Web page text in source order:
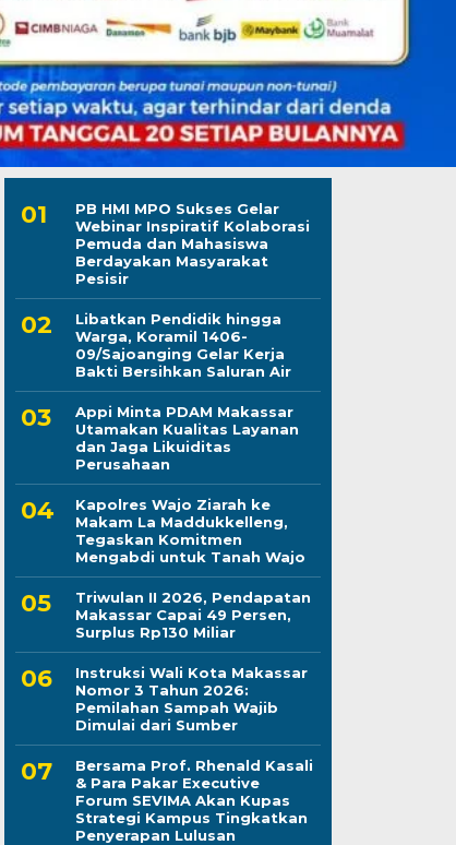
PB HMI MPO Sukses Gelar
Webinar Inspiratif Kolaborasi
Pemuda dan Mahasiswa
Berdayakan Masyarakat
Pesisir
Libatkan Pendidik hingga
Warga, Koramil 1406-
09/Sajoanging Gelar Kerja
Bakti Bersihkan Saluran Air
Appi Minta PDAM Makassar
Utamakan Kualitas Layanan
dan Jaga Likuiditas
Perusahaan
Kapolres Wajo Ziarah ke
Makam La Maddukkelleng,
Tegaskan Komitmen
Mengabdi untuk Tanah Wajo
Triwulan II 2026, Pendapatan
Makassar Capai 49 Persen,
Surplus Rp130 Miliar
Instruksi Wali Kota Makassar
Nomor 3 Tahun 2026:
Pemilahan Sampah Wajib
Dimulai dari Sumber
Bersama Prof. Rhenald Kasali
& Para Pakar Executive
Forum SEVIMA Akan Kupas
Strategi Kampus Tingkatkan
Penyerapan Lulusan